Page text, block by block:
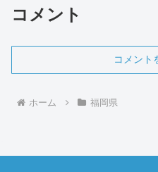
コメント
コメント
ホーム 福岡県